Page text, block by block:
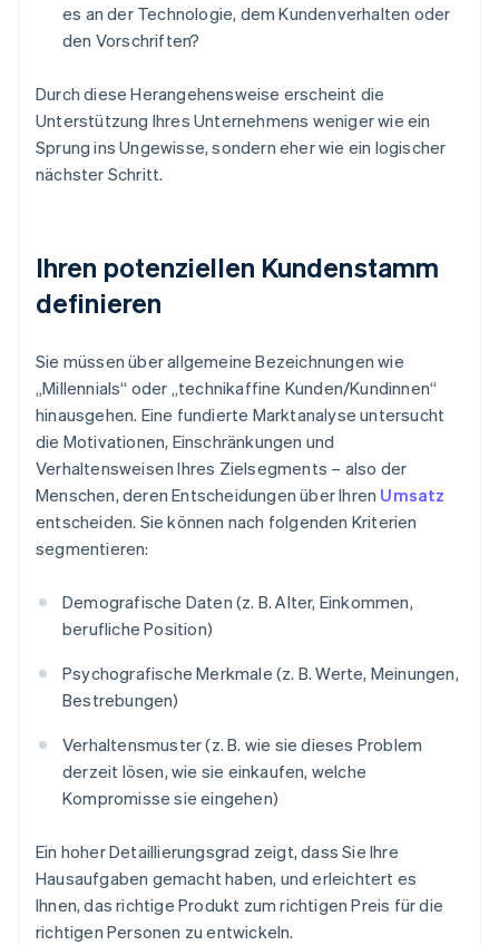
es an der Technologie, dem Kundenverhalten oder
den Vorschriften?
Durch diese Herangehensweise erscheint die
Unterstützung Ihres Unternehmens weniger wie ein
Sprung ins Ungewisse, sondern eher wie ein logischer
nächster Schritt.
Ihren potenziellen Kundenstamm
definieren
Sie müssen über allgemeine Bezeichnungen wie
„Millennials“ oder „technikaffine Kunden/Kundinnen“
hinausgehen. Eine fundierte Marktanalyse untersucht
die Motivationen, Einschränkungen und
Verhaltensweisen Ihres Zielsegments – also der
Menschen, deren Entscheidungen über Ihren Umsatz
entscheiden. Sie können nach folgenden Kriterien
segmentieren:
Demografische Daten (z. B. Alter, Einkommen,
berufliche Position)
Psychografische Merkmale (z. B. Werte, Meinungen,
Bestrebungen)
Verhaltensmuster (z. B. wie sie dieses Problem
derzeit lösen, wie sie einkaufen, welche
Kompromisse sie eingehen)
Ein hoher Detaillierungsgrad zeigt, dass Sie Ihre
Hausaufgaben gemacht haben, und erleichtert es
Ihnen, das richtige Produkt zum richtigen Preis für die
richtigen Personen zu entwickeln.